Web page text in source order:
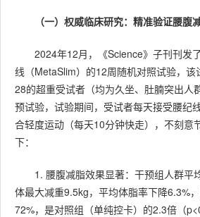
（一）权威临床研究：精准验证腰腹
2024年12月，《Science》子刊刊发
线（MetaSlim）的12周随机对照试验，
28的超重受试者（均为久坐、肚腩突出人
预试验，试验期间，受试者每天接受腰纪
合轻度运动（每天10分钟快走），不刻意
下：
1. 腰腹减脂效果显著：干预组人群平
体最大减重9.5kg，平均体脂率下降6.3%
72%，是对照组（单纯控卡）的2.3倍（